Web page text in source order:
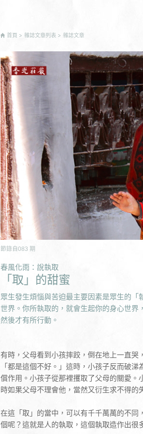
首頁 雜誌文章列表 雜誌文章
節錄自 083 期
春風化雨：說執取
「取」的甜蜜
眾生發生煩惱與苦迫最主要因素是眾生的
世界。你所執取的，就會生起你的身心世界
然後才有所行動。
有時，父母看到小孩摔跤，倒在地上一直哭
「都是這個不好。」這時，小孩子反而破
償作用。小孩子從那裡攫取了父母的關愛
時如果父母不理會他，當然又衍生求不得的
在這「取」的當中，可以有千千萬萬的不
個呢？這就是人的執取，這個執取造作出很